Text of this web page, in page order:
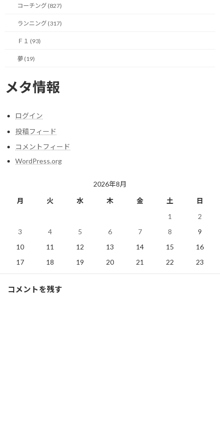
アンドレッティ・キャデラ
ルな理由
Ｆ１
新型コロナ収束後のF1の在
り方とは？
2020/04/06(月)
Bluesky
Threads Hatena LINE
、
コメントを残す
コーチング (827)
ランニング (317)
Ｆ１ (93)
夢 (19)
メタ情報
ログイン
投稿フィード
コメントフィード
WordPress.org
2026年8月
月
火 水 木 金 土
日
1
2
3
4 5 6 7 8
9
10
11 12 13 14 15
16
17
18 19 20 21 22
23
31